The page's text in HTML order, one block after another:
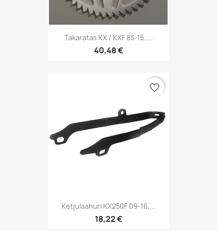
Takaratas KX / KXF 83-15 ,...
40,48 €
Ketjulaahuri KX250F 09-16,...
18,22 €
favorite_border